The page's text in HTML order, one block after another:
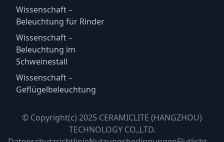
Wissenschaft –
Beleuchtung für Rinder
Wissenschaft –
Beleuchtung im
Schweinestall
Wissenschaft –
Geflügelbeleuchtung
© Copyright(c) 2025 CERAMICLITE (HANGZHOU)
TECHNOLOGY CO.,LTD.